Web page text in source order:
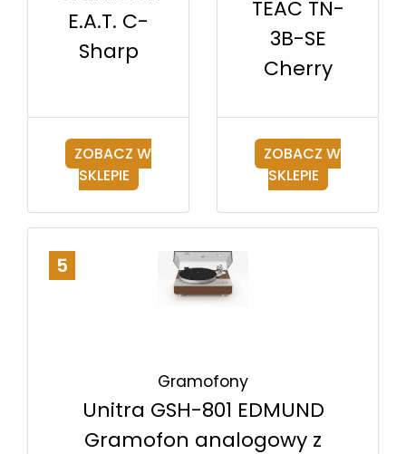
E.A.T. C-
Sharp
ZOBACZ W
SKLEPIE
TEAC TN-
3B-SE
Cherry
ZOBACZ W
SKLEPIE
5
Gramofony
Unitra GSH-801 EDMUND
Gramofon analogowy z